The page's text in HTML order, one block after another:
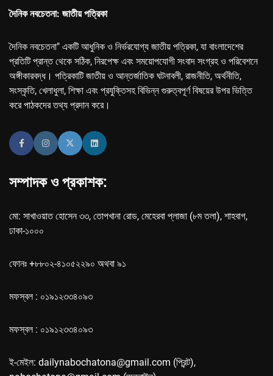
দৈনিক নবচেতনা: জাতীয় পত্রিকা
দৈনিক নবচেতনা" একটি আধুনিক ও নির্ভরযোগ্য জাতীয় পত্রিকা, যা বাংলাদেশের
প্রতিটি প্রান্ত থেকে সঠিক, নিরপেক্ষ এবং সময়োপযোগী সংবাদ সংগ্রহ ও পরিবেশনে
অঙ্গীকারবদ্ধ। পত্রিকাটি জাতীয় ও আন্তর্জাতিক ঘটনাবলী, রাজনীতি, অর্থনীতি,
সংস্কৃতি, খেলাধুলা, শিক্ষা এবং প্রযুক্তিসহ বিভিন্ন গুরুত্বপূর্ণ বিষয়ের উপর ভিত্তি
করে পাঠকদের তথ্য প্রদান করে।
সম্পাদক ও প্রকাশক:
মো: সাখাওয়াত হোসেন ৩৩, তোপখানা রোড, মেহেরবা প্লাজা (৮ম তলা), শাহবাগ,
ঢাকা-১০০০
ফোনঃ +৮৮০২-৪১০৫২২৯০ অথবা ৯১
মফস্বল : ০১৯১২৩৩৪০৯৩
মফস্বল : ০১৯১২৩৩৪০৯৩
ই-মেইল: dailynabochatona@gmail.com (প্রিন্ট),